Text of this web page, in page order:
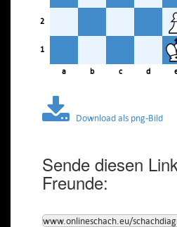
2
1
a b c d
Download als png-Bild
Sende diesen
Freunde:
www.onlineschach.eu/